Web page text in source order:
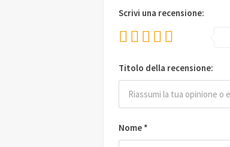
Nome *
Scrivi una recensione:
Titolo della recensione: